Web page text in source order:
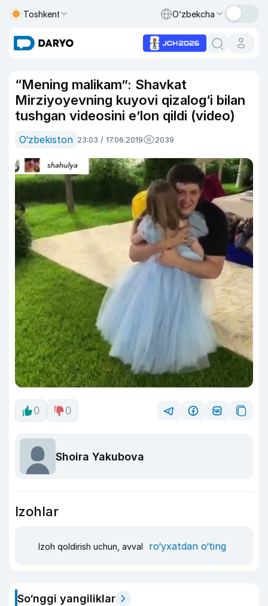
Toshkent O‘zbekcha
“Mening malikam”: Shavkat
Mirziyoyevning kuyovi qizalog‘i bilan
tushgan videosini e’lon qildi (video)
O‘zbekiston 23:03 / 17.06.2019 2039
0 0
Shoira Yakubova
Izohlar
Izoh qoldirish uchun, avval ro‘yxatdan o‘ting
So‘nggi yangiliklar